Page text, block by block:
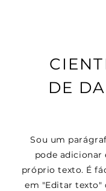
DE
Sou um
pode adicionar
próprio texto. É
em "Editar texto"